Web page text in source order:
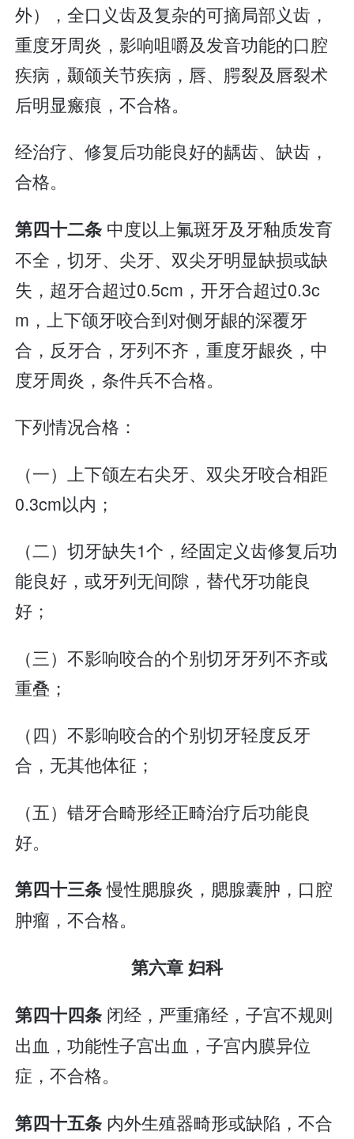
外），全口义齿及复杂的可摘局部义齿，
重度牙周炎，影响咀嚼及发音功能的口腔
疾病，颞颌关节疾病，唇、腭裂及唇裂术
后明显瘢痕，不合格。
经治疗、修复后功能良好的龋齿、缺齿，
合格。
第四十二条 中度以上氟斑牙及牙釉质发育
不全，切牙、尖牙、双尖牙明显缺损或缺
失，超牙合超过0.5cm，开牙合超过0.3c
m，上下颌牙咬合到对侧牙龈的深覆牙
合，反牙合，牙列不齐，重度牙龈炎，中
度牙周炎，条件兵不合格。
下列情况合格：
（一）上下颌左右尖牙、双尖牙咬合相距
0.3cm以内；
（二）切牙缺失1个，经固定义齿修复后功
能良好，或牙列无间隙，替代牙功能良
好；
（三）不影响咬合的个别切牙牙列不齐或
重叠；
（四）不影响咬合的个别切牙轻度反牙
合，无其他体征；
（五）错牙合畸形经正畸治疗后功能良
好。
第四十三条慢性腮腺炎，腮腺囊肿，口腔
肿瘤，不合格。
第六章 妇科
第四十四条 闭经，严重痛经，子宫不规则
出血，功能性子宫出血，子宫内膜异位
症，不合格。
第四十五条 内外生殖器畸形或缺陷，不合